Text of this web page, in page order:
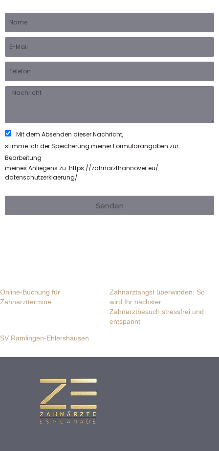
Mit dem Absenden dieser Nachricht,
stimme ich der Speicherung meiner Formularangaben zur
Bearbeitung
meines Anliegens zu. https://zahnarzthannover.eu/
datenschutzerklaerung/
Senden
Online-Buchung für
Zahnarzttermine
Zahnarztangst überwinden: So
wird Ihr nächster
Zahnarztbesuch stressfrei und
entspannt
SV Ramlingen-Ehlershausen